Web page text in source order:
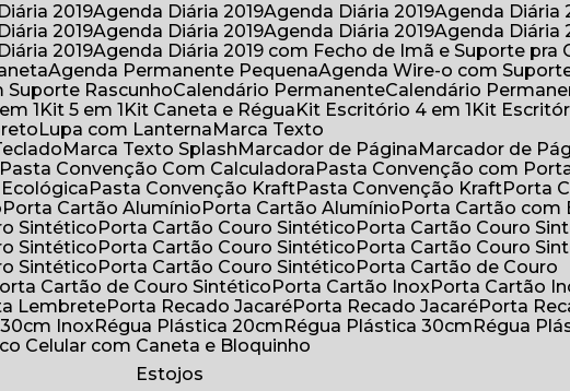
2019 Agenda Diária 2019 Agenda Diária 2019
Agenda Diária
2019 Agenda Diária 2019 Agenda Diária 2019
Agenda Diária
2019
Agenda Diária 2019 com Fecho de Imã e Suporte pra
Agenda Permanente Pequena
Agenda Wire-o com
Suporte Rascunho Calendário Permanente
Calendário
1 Kit 5 em 1 Kit Caneta e Régua Kit Escritório 4 em 1
Kit
Lupa com Lanterna
Marca Texto
Marca Texto Splash Marcador de Página
Marcador de
Pasta Convenção Com Calculadora
Pasta Convenção com
Ecológica Pasta Convenção Kraft Pasta Convenção Kraft
Porta
Porta Cartão Alumínio Porta Cartão Alumínio
Porta Cartão com
Sintético Porta Cartão Couro Sintético
Porta Cartão Couro
Sintético Porta Cartão Couro Sintético
Porta Cartão Couro
Sintético Porta Cartão Couro Sintético
Porta Cartão de Couro
Porta Cartão de Couro Sintético Porta Cartão Inox
Porta Cartão
Lembrete Porta Recado Jacaré Porta Recado Jacaré
Porta
30cm Inox Régua Plástica 20cm Régua Plástica 30cm
Régua
Celular com Caneta e Bloquinho
Estojos